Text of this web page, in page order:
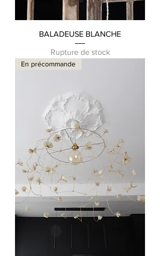
BALADEUSE BLANCHE
Rupture de stock
En précommande